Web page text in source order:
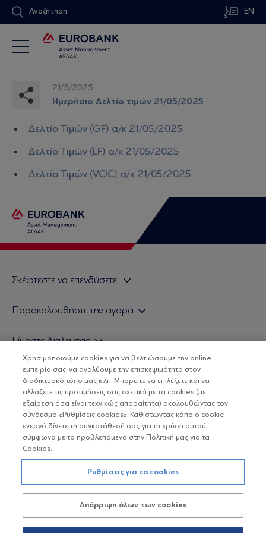
Αναζήτηση EN
21/5/2025
Ημερήσιο Δελτίο τιμών 21/05/2025
Δελτίο Τιμών (GF) α/κ 21/05/2025
Δελτίο Τιμών (LF) α/κ 21/05/2025
Δελτίο Τιμών (VCIC) α/κ 21/05/2025
Σκέφτεστε να επενδύσετε;
Τιμολογιακή Πολιτική
Δείτε τις πολιτικές μας
Βασικές Γνώσεις
Παρακολουθήστε την αγορά
Τα νέα μας
Χρήσιμοι σύνδεσμοι
Είμαστε δίπλα σας
H Eurobank Asset Management ΑΕΔΑΚ
Επενδυτική φιλοσοφία ESG
Πιστοποιημένα στελέχη και συνεργάτες
Αποστολή Βιογραφικών
ΟΙ ΟΣΕΚΑ ΔΕΝ ΕΧΟΥΝ ΕΓΓΥΗΜΕΝΗ ΑΠΟΔΟΣΗ ΚΑΙ ΟΙ
ΠΡΟΗΓΟΥΜΕΝΕΣ ΑΠΟΔΟΣΕΙΣ ΔΕΝ ΔΙΑΣΦΑΛΙΖΟΥΝ ΤΙΣ
ΜΕΛΛΟΝΤΙΚΕΣ
Copyright © Eurobank ΑΕΔΑΚ
Προστασία Προσωπικών Δεδομένων
Όροι χρήσης
Χρησιμοποιούμε cookies για να βελτιώσουμε την online
εμπειρία σας, να αναλύουμε την επισκεψιμότητα στον
διαδικτυακό τόπο μας κ.λπ. Μπορείτε να επιλέξετε και να
αλλάξετε τις προτιμήσεις σας σχετικά με τα cookies (με
εξαίρεση όσα είναι τεχνικώς απαραίτητα) ακολουθώντας τον
σύνδεσμο «Ρυθμίσεις cookies». Καθιστώντας κάποιο cookie
ενεργό δίνετε τη συγκατάθεσή σας για τη χρήση αυτού
σύμφωνα με τα προβλεπόμενα στην Πολιτική μας για τα
Cookies.
Ρυθμίσεις για τα cookies
Απόρριψη όλων των cookies